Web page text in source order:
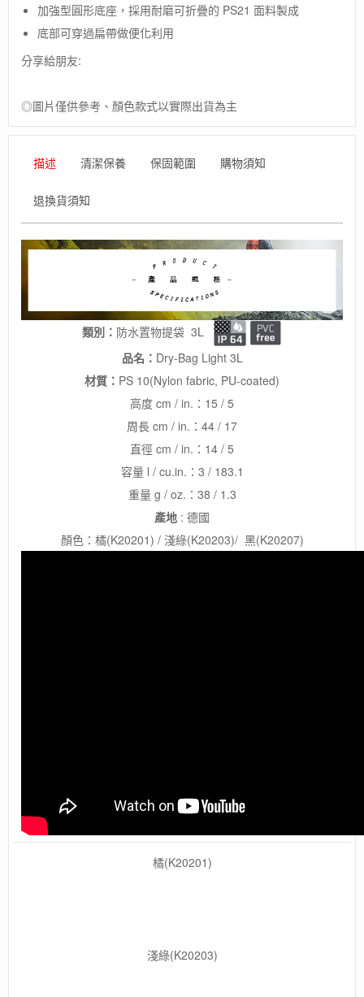
袋、
內
泳
德
國
製
加強型圓形底座，採用耐磨可折疊的 PS21 面料製成
底部可穿過扁帶做便化利用
分享給朋友:
◎圖片僅供參考、顏色款式以實際出貨為主
描述 清潔保養 保固範圍 購物須知
退換貨須知
類別： 防水置物提袋 3L
品名： Dry-Bag Light 3L
材質： PS 10(Nylon fabric, PU-coated)
高度 cm / in.：15 / 5
周長 cm / in.：44 / 17
直徑 cm / in.：14 / 5
容量 l / cu.in.：3 / 183.1
重量 g / oz.：38 / 1.3
產地 : 德國
顏色：橘(K20201) / 淺綠(K20203)/ 黑(K20207)
橘(K20201)
淺綠(K20203)